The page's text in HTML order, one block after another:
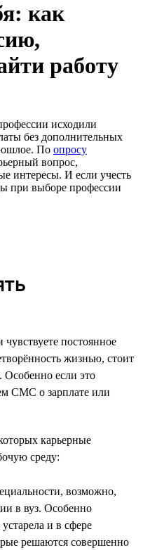
как
работу
исходили
без дополнительных
По опросу
вопрос,
интересы. И если учесть
при выборе профессии
постоянное
жизнью, стоит
Особенно если это
СМС о зарплате или
карьерные
среду:
возможно,
в вуз. Особенно
и в сфере
решаются совершенно